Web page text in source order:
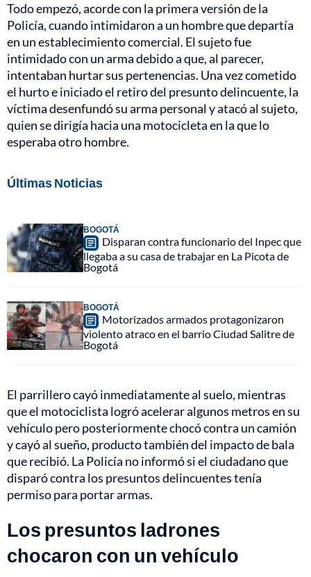
Todo empezó, acorde con la primera versión de la
Policía, cuando intimidaron a un hombre que departía
en un establecimiento comercial. El sujeto fue
intimidado con un arma debido a que, al parecer,
intentaban hurtar sus pertenencias. Una vez cometido
el hurto e iniciado el retiro del presunto delincuente, la
víctima desenfundó su arma personal y atacó al sujeto,
quien se dirigía hacia una motocicleta en la que lo
esperaba otro hombre.
Últimas Noticias
BOGOTÁ
Disparan contra funcionario del Inpec que
llegaba a su casa de trabajar en La Picota de
Bogotá
BOGOTÁ
Motorizados armados protagonizaron
violento atraco en el barrio Ciudad Salitre de
Bogotá
El parrillero cayó inmediatamente al suelo, mientras
que el motociclista logró acelerar algunos metros en su
vehículo pero posteriormente chocó contra un camión
y cayó al sueño, producto también del impacto de bala
que recibió. La Policía no informó si el ciudadano que
disparó contra los presuntos delincuentes tenía
permiso para portar armas.
Los presuntos ladrones
chocaron con un vehículo